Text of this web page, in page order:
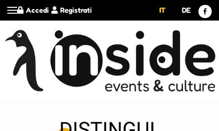
Registrati
Accedi IT DE